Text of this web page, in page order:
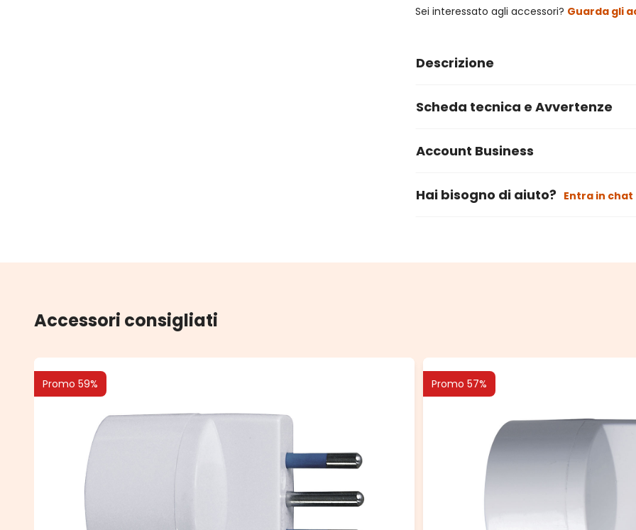
Sei interessato agli accessori? Guarda gli
Descrizione
Scheda tecnica e Avvertenze
Account Business
Hai bisogno di aiuto? Entra in chat
Accessori consigliati
Promo 59% Promo 57%